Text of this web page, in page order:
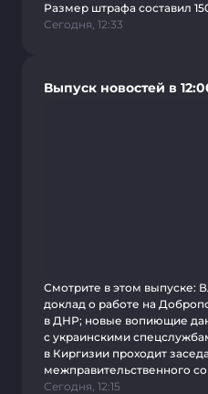
Размер штрафа составил
Сегодня, 12:33
Выпуск новостей в
Смотрите в этом выпуске:
доклад о работе на
в ДНР; новые вопиющие
с украинскими
в Киргизии проходит
межправительственного
Сегодня, 12:15